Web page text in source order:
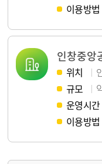
이용방법
인창중앙
위치
규모
운영시간
이용방법